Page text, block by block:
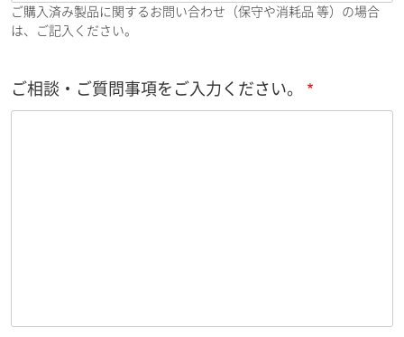
ご購入済み製品に関するお問い合わせ（保守や消耗品 等）の場合
は、ご記入ください。
ご相談・ご質問事項をご入力ください。